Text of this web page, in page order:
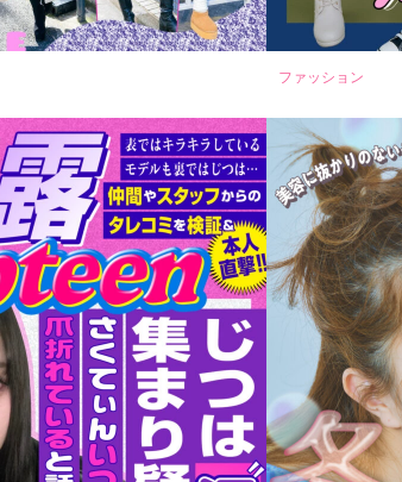
ファッション